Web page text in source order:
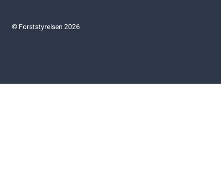
©Forststyrelsen 2026